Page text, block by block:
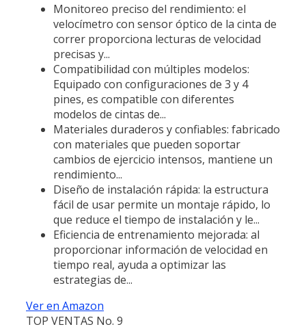
Monitoreo preciso del rendimiento: el
velocímetro con sensor óptico de la cinta de
correr proporciona lecturas de velocidad
precisas y...
Compatibilidad con múltiples modelos:
Equipado con configuraciones de 3 y 4
pines, es compatible con diferentes
modelos de cintas de...
Materiales duraderos y confiables: fabricado
con materiales que pueden soportar
cambios de ejercicio intensos, mantiene un
rendimiento...
Diseño de instalación rápida: la estructura
fácil de usar permite un montaje rápido, lo
que reduce el tiempo de instalación y le...
Eficiencia de entrenamiento mejorada: al
proporcionar información de velocidad en
tiempo real, ayuda a optimizar las
estrategias de...
Ver en Amazon
TOP VENTAS No. 9